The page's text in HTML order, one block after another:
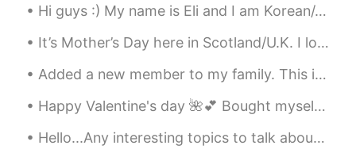
Hi guys :) My name is Eli and I am Korean/Japanese! I am currently working on a video where I am...
It’s Mother’s Day here in Scotland/U.K. I love my mum to the moon & back and I’m grateful for eve...
Added a new member to my family. This is Dyson! He is a Mastiff/ Pit bull mix. Right now he is th...
Happy Valentine's day 🌺💕 Bought myself some rose's and made some chocolates and cookies ♥️😂 (Acc...
Hello...Any interesting topics to talk about leave in comments! I want to try to have the convers...